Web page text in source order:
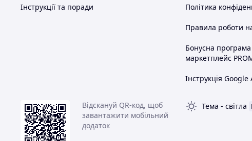
Інструкції та поради Політика
Правила роботи
Бонусна
маркетплейс
Інструкція Google
Відскануй QR-код, щоб
завантажити мобільний
додаток
Тема - світла